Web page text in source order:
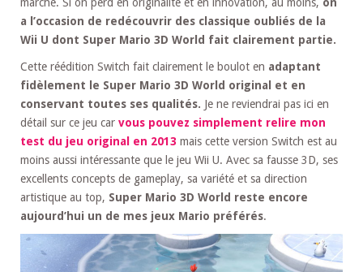
a l’occasion de redécouvrir des classique oubliés de la
Wii U dont Super Mario 3D World fait clairement partie.
Cette réédition Switch fait clairement le boulot en adaptant
fidèlement le Super Mario 3D World original et en
conservant toutes ses qualités. Je ne reviendrai pas ici en
détail sur ce jeu car vous pouvez simplement relire mon
test du jeu original en 2013 mais cette version Switch est au
moins aussi intéressante que le jeu Wii U. Avec sa fausse 3D, ses
excellents concepts de gameplay, sa variété et sa direction
artistique au top, Super Mario 3D World reste encore
aujourd’hui un de mes jeux Mario préférés.